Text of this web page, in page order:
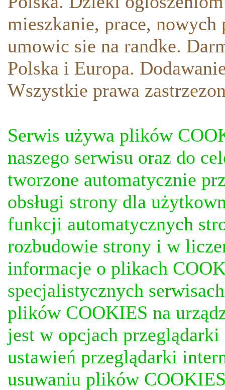
mieszkanie, prace,
umowic sie na randke.
Polska i Europa.
Wszystkie prawa
Serwis używa plików
naszego serwisu oraz do
tworzone automatycznie
obsługi strony dla
funkcji automatycznych
rozbudowie strony i w
informacje o plikach
specjalistycznych
plików COOKIES na
jest w opcjach
ustawień przeglądarki
usuwaniu plików